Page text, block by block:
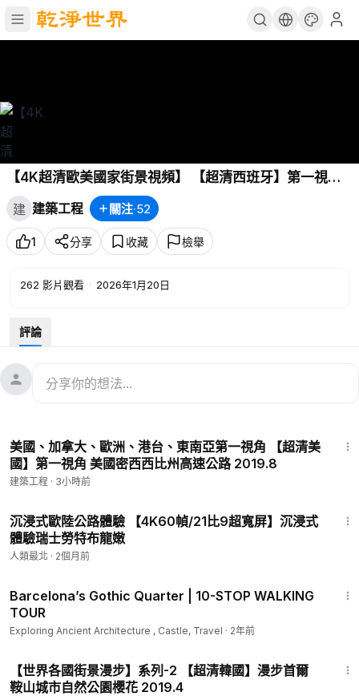
【4K超清歐美國家街景視頻】 【超清西班牙】第一視角
帶你領略環球視覺精妙體驗 探索巴塞羅那的城市生活和地
標 BGM版 part 3 (1080P高清版) 2022.6
建 建築工程 關注·52
1 分享 收藏 檢舉
262 影片觀看 · 2026年1月20日
評論
美國、加拿大、歐洲、港台、東南亞第一視角 【超清美
國】第一視角 美國密西西比州高速公路 2019.8
建築工程 · 3小時前
沉浸式歐陸公路體驗 【4K60幀/21比9超寬屏】沉浸式
體驗瑞士勞特布龍嫩
人類最北 · 2個月前
Barcelona’s Gothic Quarter | 10-STOP WALKING
TOUR
Exploring Ancient Architecture , Castle, Travel · 2年前
【世界各國街景漫步】系列-2 【超清韓國】漫步首爾
鞍山城市自然公園櫻花 2019.4